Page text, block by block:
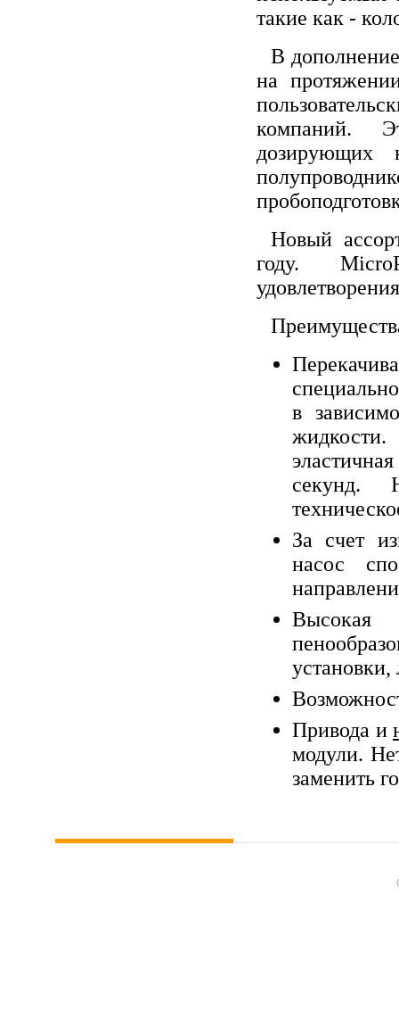
такие как -
В
на
компаний.
дозирующих
Новый
году.
в
секунд.
За счет
насос
Высокая
установки,
Привода и
модули.
заменить